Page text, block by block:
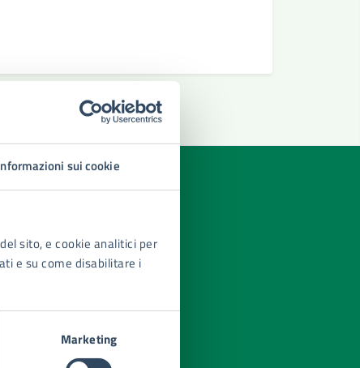
sui cookie
sito, e cookie analitici per
e su come disabilitare i
Marketing